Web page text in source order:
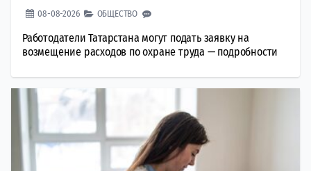
08-08-2026 ОБЩЕСТВО
Работодатели Татарстана могут подать заявку на
возмещение расходов по охране труда — подробности